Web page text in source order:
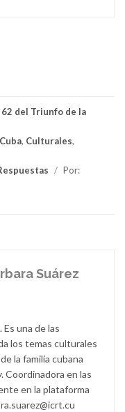
del Triunfo de la
Cuba, Culturales,
/ Por:
Suárez
una de las
los temas culturales
la familia cubana
Coordinadora en las
en la plataforma